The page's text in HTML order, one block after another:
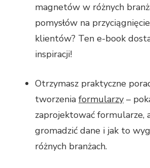
magnetów w różnych
pomysłów na
klientów? Ten e-book
inspiracji!
Otrzymasz praktyczne
tworzenia formularzy –
zaprojektować formularze,
gromadzić dane i jak to
różnych branżach.